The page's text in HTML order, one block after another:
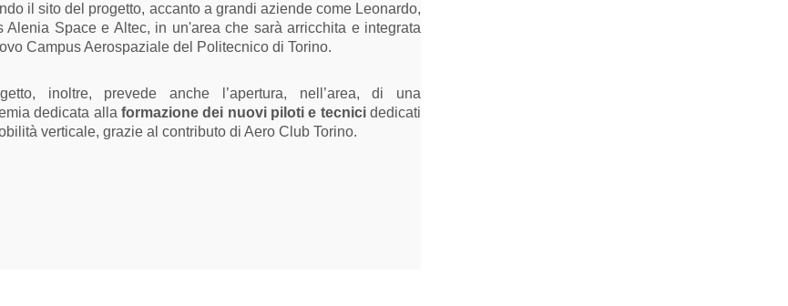
il sito del progetto, accanto a grandi aziende come Leonardo,
Alenia Space e Altec, in un'area che sarà arricchita e integrata
Campus Aerospaziale del Politecnico di Torino.
inoltre, prevede anche l’apertura, nell’area, di una
dedicata alla formazione dei nuovi piloti e tecnicidedicati
verticale, grazie al contributo di Aero Club Torino.